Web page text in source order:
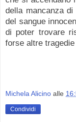
della mancanza
del sangue
di poter trovare
forse altre
Michela Alicino alle
Condividi